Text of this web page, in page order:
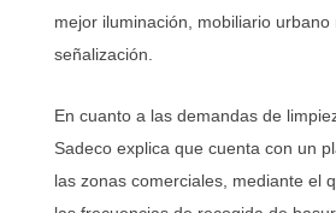
mejor iluminación, mobiliario
señalización.
En cuanto a las demandas de
Sadeco explica que cuenta con un
las zonas comerciales, mediante el